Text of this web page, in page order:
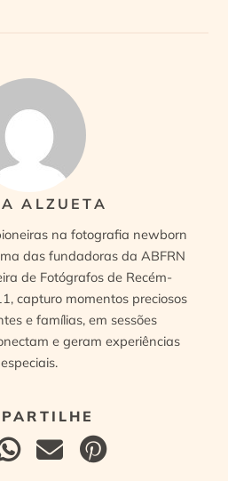
ALZUETA
na fotografia newborn
das fundadoras da ABFRN
de Fotógrafos de Recém-
capturo momentos preciosos
e famílias, em sessões
e geram experiências
especiais.